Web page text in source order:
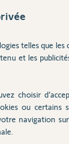
réponses
déjà
1réponse
telles que les
et les
choisir
ou certains
navigation